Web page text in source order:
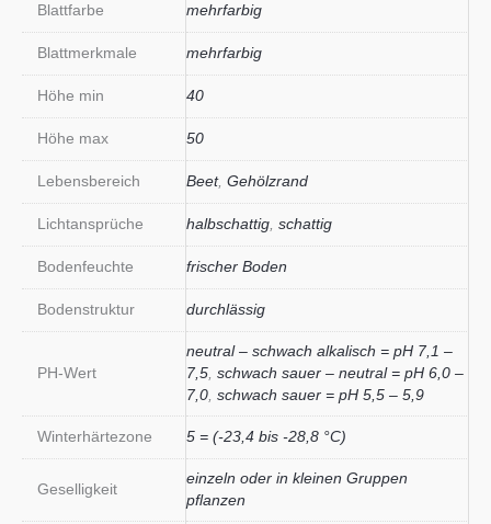
Blattfarbe mehrfarbig
Blattmerkmale mehrfarbig
Höhe min 40
Höhe max 50
Lebensbereich Beet, Gehölzrand
Lichtansprüche halbschattig schattig
Bodenfeuchte frischer Boden
Bodenstruktur durchlässig
PH-Wert
neutral – schwach alkalisch = pH 7,1 –
7,5 schwach sauer – neutral = pH 6,0 –
7,0 schwach sauer = pH 5,5 – 5,9
Winterhärtezone 5 = (-23,4 bis -28,8 °C)
Geselligkeit
einzeln oder in kleinen Gruppen
pflanzen